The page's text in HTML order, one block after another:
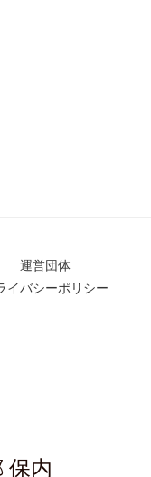
運営団体
イバシーポリシー
保内